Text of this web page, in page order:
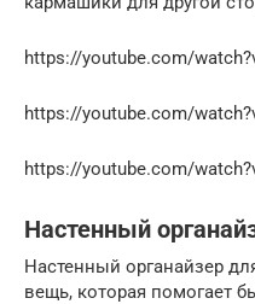
https://youtube.com/
https://youtube.com/
https://youtube.com/
Настенный
Настенный органайзер
вещь, которая помогает